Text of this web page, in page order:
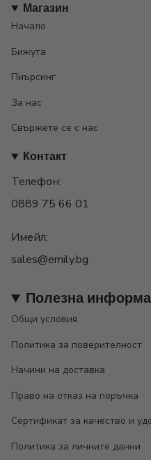
Магазин
Начало
Бижута
Пиърсинг
За нас
Свържете се с нас
Контакт
Телефон:
0889 75 66 01
Имейл:
sales@emily.bg
Полезна
Общи условия
Политика за поверителност
Начини на доставка
Право на отказ на поръчка
Сертификат за качество и
Политика за личните данни